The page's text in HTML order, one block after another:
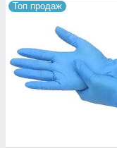
Топ продаж